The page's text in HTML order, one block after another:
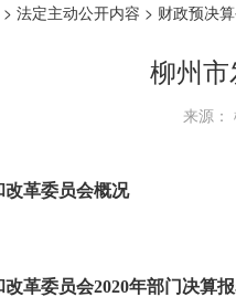
> 法定主动公开内容 > 财政预决
柳州
来源：
革委员会概况
革委员会2020年部门决算